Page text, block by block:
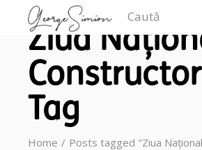
Ziua
Tag
Home
Posts tagged "Ziua